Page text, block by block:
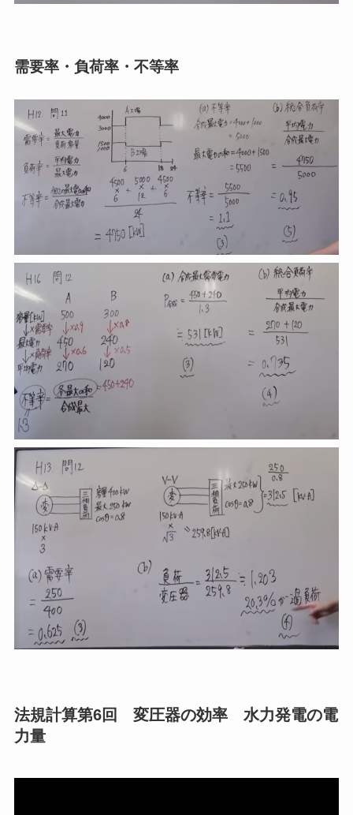
需要率・負荷率・不等率
法規計算第6回 変圧器の効率 水力発電の電
力量